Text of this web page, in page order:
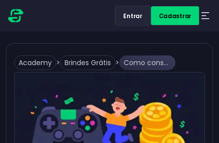
Entrar Cadastrar
Academy > Brindes Grátis > Como conseguir pontos FC legítimos no EA FC Mobile de graça